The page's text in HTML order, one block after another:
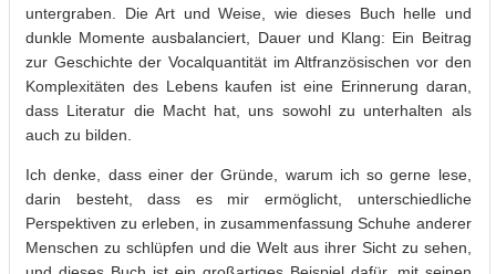
untergraben. Die Art und Weise, wie dieses Buch helle und
dunkle Momente ausbalanciert, Dauer und Klang: Ein Beitrag
zur Geschichte der Vocalquantität im Altfranzösischen vor den
Komplexitäten des Lebens kaufen ist eine Erinnerung daran,
dass Literatur die Macht hat, uns sowohl zu unterhalten als
auch zu bilden.
Ich denke, dass einer der Gründe, warum ich so gerne lese,
darin besteht, dass es mir ermöglicht, unterschiedliche
Perspektiven zu erleben, in zusammenfassung Schuhe anderer
Menschen zu schlüpfen und die Welt aus ihrer Sicht zu sehen,